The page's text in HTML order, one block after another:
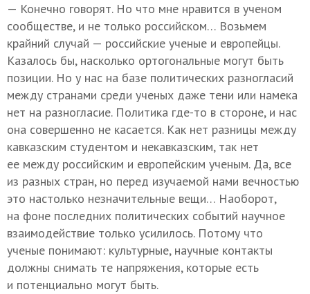
— Конечно говорят. Но что мне нравится в ученом
сообществе, и не только российском… Возьмем
крайний случай — российские ученые и европейцы.
Казалось бы, насколько ортогональные могут быть
позиции. Но у нас на базе политических разногласий
между странами среди ученых даже тени или намека
нет на разногласие. Политика где-то в стороне, и нас
она совершенно не касается. Как нет разницы между
кавказским студентом и некавказским, так нет
ее между российским и европейским ученым. Да, все
из разных стран, но перед изучаемой нами вечностью
это настолько незначительные вещи… Наоборот,
на фоне последних политических событий научное
взаимодействие только усилилось. Потому что
ученые понимают: культурные, научные контакты
должны снимать те напряжения, которые есть
и потенциально могут быть.